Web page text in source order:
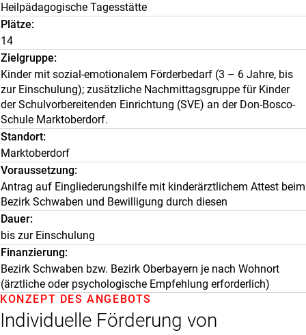
Heilpädagogische Tagesstätte
Plätze
14
Zielgruppe
Kinder mit sozial-emotionalem Förderbedarf (3 – 6 Jahre, bis
zur Einschulung); zusätzliche Nachmittagsgruppe für Kinder
der Schulvorbereitenden Einrichtung (SVE) an der Don-Bosco-
Schule Marktoberdorf.
Standort
Marktoberdorf
Voraussetzung
Antrag auf Eingliederungshilfe mit kinderärztlichem Attest beim
Bezirk Schwaben und Bewilligung durch diesen
Dauer
bis zur Einschulung
Finanzierung
Bezirk Schwaben bzw. Bezirk Oberbayern je nach Wohnort
(ärztliche oder psychologische Empfehlung erforderlich)
Individuelle Förderung von
KONZEPT DES ANGEBOTS